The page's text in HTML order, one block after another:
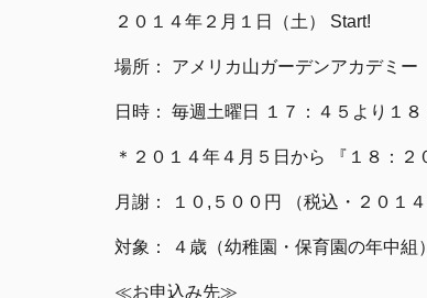
２０１４年２月１日（土） Start!
場所： アメリカ山ガーデンアカデミー
日時： 毎週土曜日 １７：４５より１
＊２０１４年４月５日から 『１８：２
月謝： １０,５００円 （税込・２０１
対象： ４歳（幼稚園・保育園の年中
≪お申込み先≫